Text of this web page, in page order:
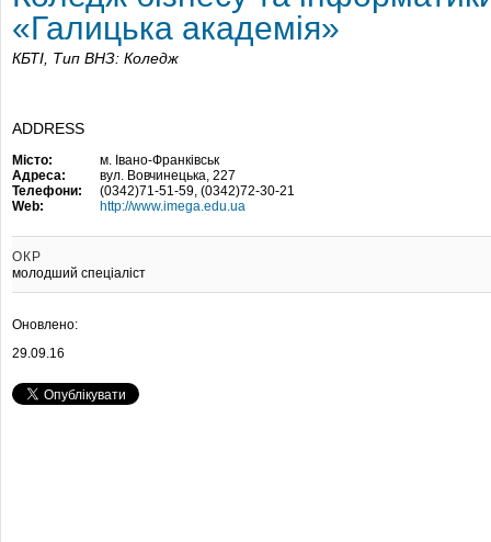
«Галицька академія»
КБТІ, Тип ВНЗ: Коледж
ADDRESS
Місто:
м. Івано-Франківськ
Адреса:
вул. Вовчинецька, 227
Телефони:
(0342)71-51-59, (0342)72-30-21
Web:
http://www.imega.edu.ua
ОКР
молодший спеціаліст
Оновлено:
29.09.16